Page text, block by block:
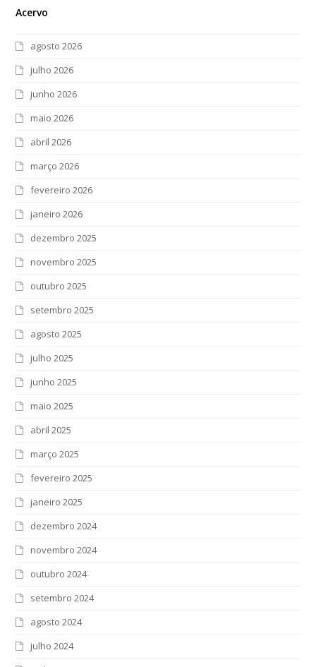
Acervo
agosto 2026
julho 2026
junho 2026
maio 2026
abril 2026
março 2026
fevereiro 2026
janeiro 2026
dezembro 2025
novembro 2025
outubro 2025
setembro 2025
agosto 2025
julho 2025
junho 2025
maio 2025
abril 2025
março 2025
fevereiro 2025
janeiro 2025
dezembro 2024
novembro 2024
outubro 2024
setembro 2024
agosto 2024
julho 2024